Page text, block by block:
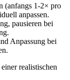
​(anfangs 1-2× pro
anpassen.
pausieren‌ bei
Anpassung ⁣bei⁤
realistischen